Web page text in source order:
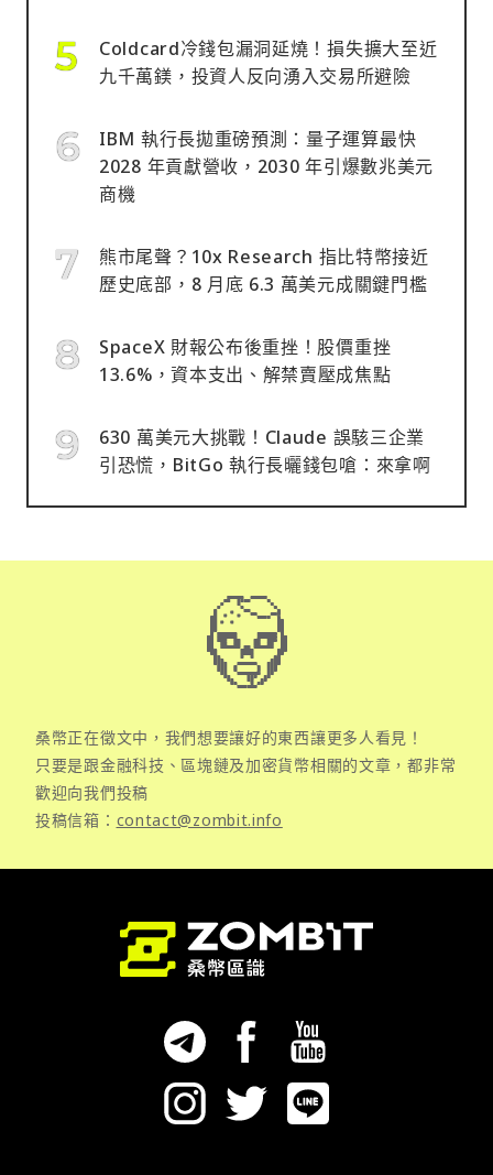
Coldcard冷錢包漏洞延燒！損失擴大至近
九千萬鎂，投資人反向湧入交易所避險
IBM 執行長拋重磅預測：量子運算最快
2028 年貢獻營收，2030 年引爆數兆美元
商機
熊市尾聲？10x Research 指比特幣接近
歷史底部，8 月底 6.3 萬美元成關鍵門檻
SpaceX 財報公布後重挫！股價重挫
13.6%，資本支出、解禁賣壓成焦點
630 萬美元大挑戰！Claude 誤駭三企業
引恐慌，BitGo 執行長曬錢包嗆：來拿啊
桑幣正在徵文中，我們想要讓好的東西讓更多人看見！
只要是跟金融科技、區塊鏈及加密貨幣相關的文章，都非常
歡迎向我們投稿
投稿信箱： contact@zombit.info